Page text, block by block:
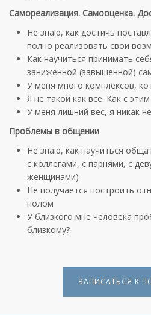
Самореализация. Самооценка.
Не знаю, как достичь
полно реализовать свои
Как научиться принимать
заниженной (завышенной)
У меня много комплексов,
Я не такой как все. Как с
У меня лишний вес, я никак
Проблемы в общении
Не знаю, как научиться
с коллегами, с парнями, с
женщинами)
Не получается построить
полом
У близкого мне человека
близкому?
ЗАПИСАТЬСЯ К